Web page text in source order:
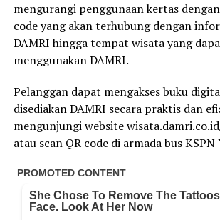
mengurangi penggunaan kertas
code yang akan terhubung dengan
DAMRI hingga tempat wisata yang
menggunakan DAMRI.
Pelanggan dapat mengakses buku
disediakan DAMRI secara praktis dan
mengunjungi website
atau scan QR code di armada bus